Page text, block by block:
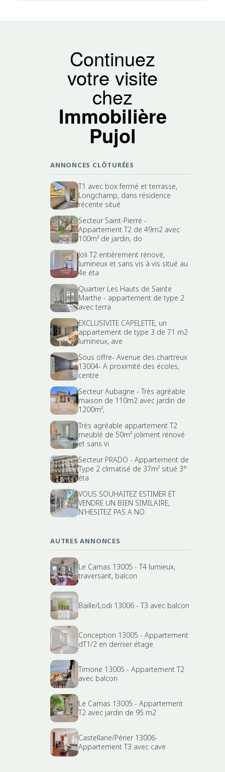
Continuez
votre visite
chez
Immobilière
Pujol
ANNONCES CLÔTURÉES
T1 avec box fermé et terrasse,
Longchamp, dans résidence
récente situé
Secteur Saint-Pierre -
Appartement T2 de 49m2 avec
100m² de jardin, do
Joli T2 entièrement rénové,
lumineux et sans vis à vis situé au
4e éta
Quartier Les Hauts de Sainte
Marthe - appartement de type 2
avec terra
EXCLUSIVITE CAPELETTE, un
appartement de type 3 de 71 m2
lumineux, ave
Sous offre- Avenue des chartreux
13004- A proximité des écoles,
centre
Secteur Aubagne - Très agréable
maison de 110m2 avec jardin de
1200m²,
Très agréable appartement T2
meublé de 50m² joliment rénové
et sans vi
Secteur PRADO - Appartement de
Type 2 climatisé de 37m² situé 3°
éta
VOUS SOUHAITEZ ESTIMER ET
VENDRE UN BIEN SIMILAIRE,
N'HESITEZ PAS A NO
AUTRES ANNONCES
Le Camas 13005 - T4 lumieux,
traversant, balcon
Baille/Lodi 13006 - T3 avec balcon
Conception 13005 - Appartement
dT1/2 en dernier étage
Timone 13005 - Appartement T2
avec balcon
Le Camas 13005 - Appartement
T2 avec jardin de 95 m2
Castellane/Périer 13006-
Appartement T3 avec cave